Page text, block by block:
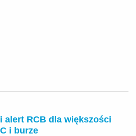
alert RCB dla większości
i burze